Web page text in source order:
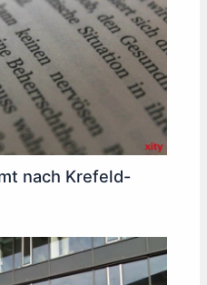
nach Krefeld-